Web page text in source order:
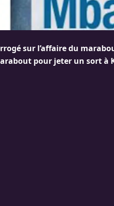
sur l’affaire du
pour jeter un sort à